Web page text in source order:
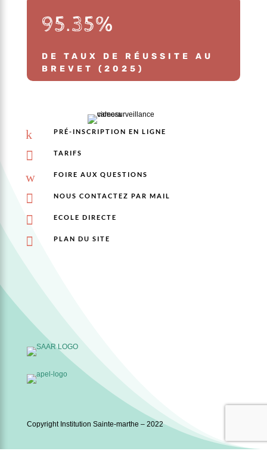
95.35%
DE TAUX DE RÉUSSITE AU
BREVET (2025)
k PRÉ-INSCRIPTION EN LIGNE
 TARIFS
w FOIRE AUX QUESTIONS
 NOUS CONTACTEZ PAR MAIL
 ECOLE DIRECTE
 PLAN DU SITE
Copyright Institution Sainte-marthe – 2022